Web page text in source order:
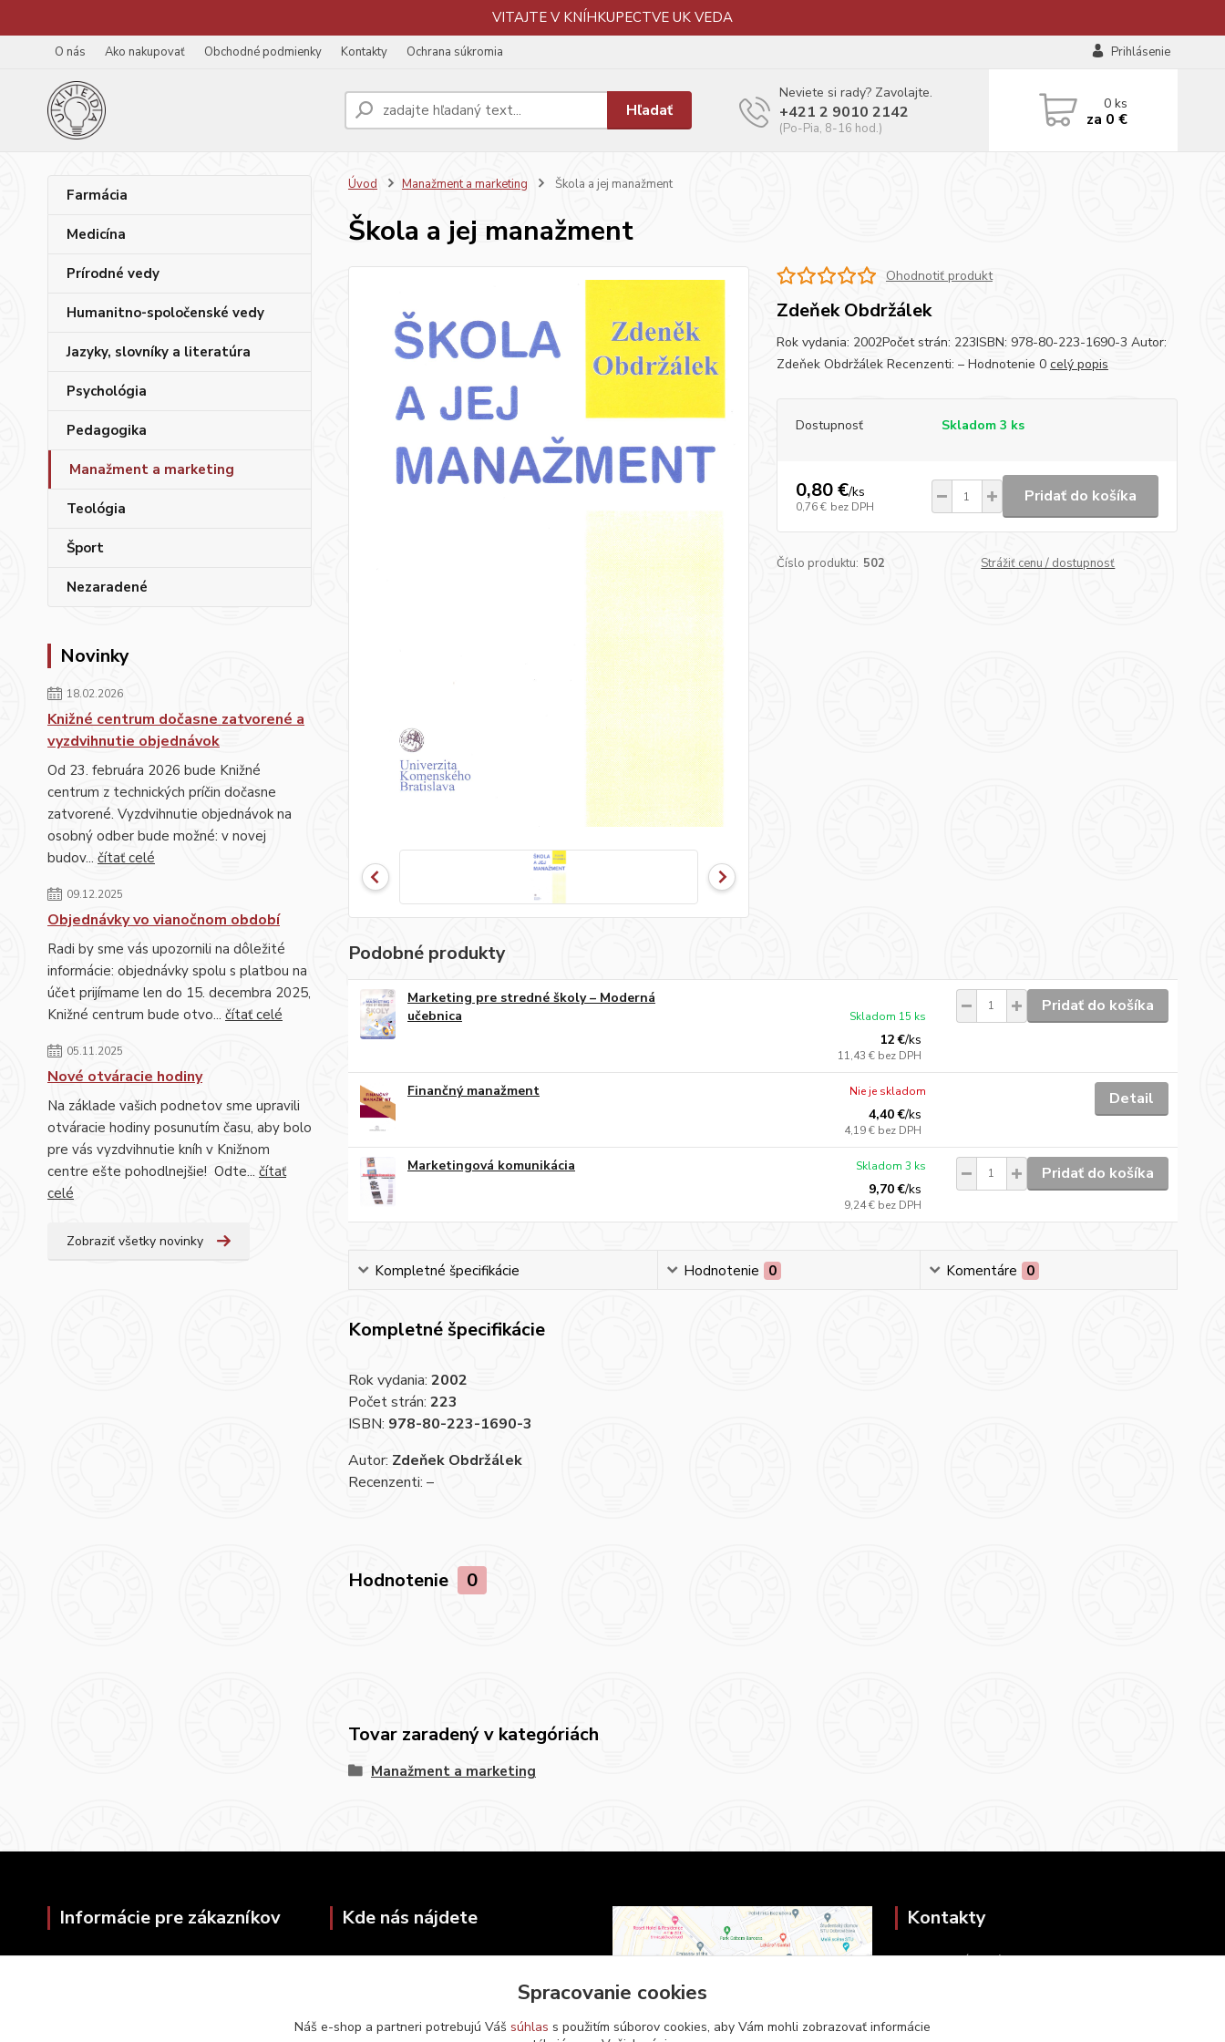
VITAJTE V KNÍHKUPECTVE UK VEDA
O nás Ako nakupovať Obchodné podmienky Kontakty Ochrana súkromia Prihlásenie
Hľadať
Neviete si rady? Zavolajte.
+421 2 9010 2142
(Po-Pia, 8-16 hod.)
0ks
za 0 €
Farmácia
Medicína
Prírodné vedy
Humanitno-spoločenské vedy
Jazyky, slovníky a literatúra
Psychológia
Pedagogika
Manažment a marketing
Teológia
Šport
Nezaradené
Novinky
18.02.2026
Knižné centrum dočasne zatvorené a
vyzdvihnutie objednávok
Od 23. februára 2026 bude Knižné
centrum z technických príčin dočasne
zatvorené. Vyzdvihnutie objednávok na
osobný odber bude možné: v novej
budov... čítať celé
09.12.2025
Objednávky vo vianočnom období
Radi by sme vás upozornili na dôležité
informácie: objednávky spolu s platbou na
účet prijímame len do 15. decembra 2025,
Knižné centrum bude otvo... čítať celé
05.11.2025
Nové otváracie hodiny
Na základe vašich podnetov sme upravili
otváracie hodiny posunutím času, aby bolo
pre vás vyzdvihnutie kníh v Knižnom
centre ešte pohodlnejšie! Odte... čítať
celé
Zobraziť všetky novinky
Úvod Manažment a marketing Škola a jej manažment
Škola a jej manažment
Ohodnotiť produkt
Zdeňek Obdržálek
Rok vydania: 2002Počet strán: 223ISBN: 978-80-223-1690-3 Autor:
Zdeňek Obdržálek Recenzenti: – Hodnotenie 0 celý popis
Dostupnosť Skladom 3 ks
0,80 €/ks
0,76 € bez DPH
Pridať do košíka
Číslo produktu: 502 Strážiť cenu / dostupnosť
Podobné produkty
Marketing pre stredné školy – Moderná
učebnica
12 €/ks
11,43 € bez DPH
Skladom 15 ks
Pridať do košíka
Finančný manažment
4,40 €/ks
4,19 € bez DPH
Nie je skladom Detail
Marketingová komunikácia
9,70 €/ks
9,24 € bez DPH
Skladom 3 ks Pridať do košíka
Kompletné špecifikácie Hodnotenie 0 Komentáre 0
Kompletné špecifikácie
Rok vydania: 2002
Počet strán: 223
ISBN: 978-80-223-1690-3
Autor: Zdeňek Obdržálek
Recenzenti: –
Hodnotenie 0
Tovar zaradený v kategóriách
Manažment a marketing
Informácie pre zákazníkov Kde nás nájdete Kontakty
Zákaznícka podpora
Spracovanie cookies
Náš e-shop a partneri potrebujú Váš súhlas s použitím súborov cookies, aby Vám mohli zobrazovať informácie